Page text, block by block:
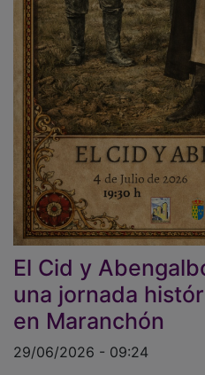
El Cid y
una jornada
en Maranchón